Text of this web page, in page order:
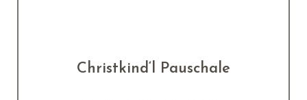
Christkind‘l Pauschale